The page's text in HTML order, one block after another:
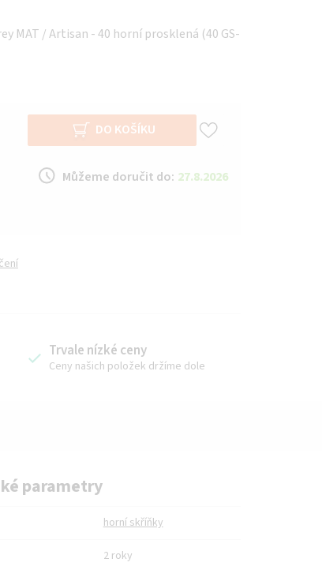
MAT / Artisan - 40 horní prosklená (40 GS-
DO KOŠÍKU
Můžeme doručit do: 27.8.2026
Trvale nízké ceny
Ceny našich položek držíme dole
parametry
horní skříňky
2 roky